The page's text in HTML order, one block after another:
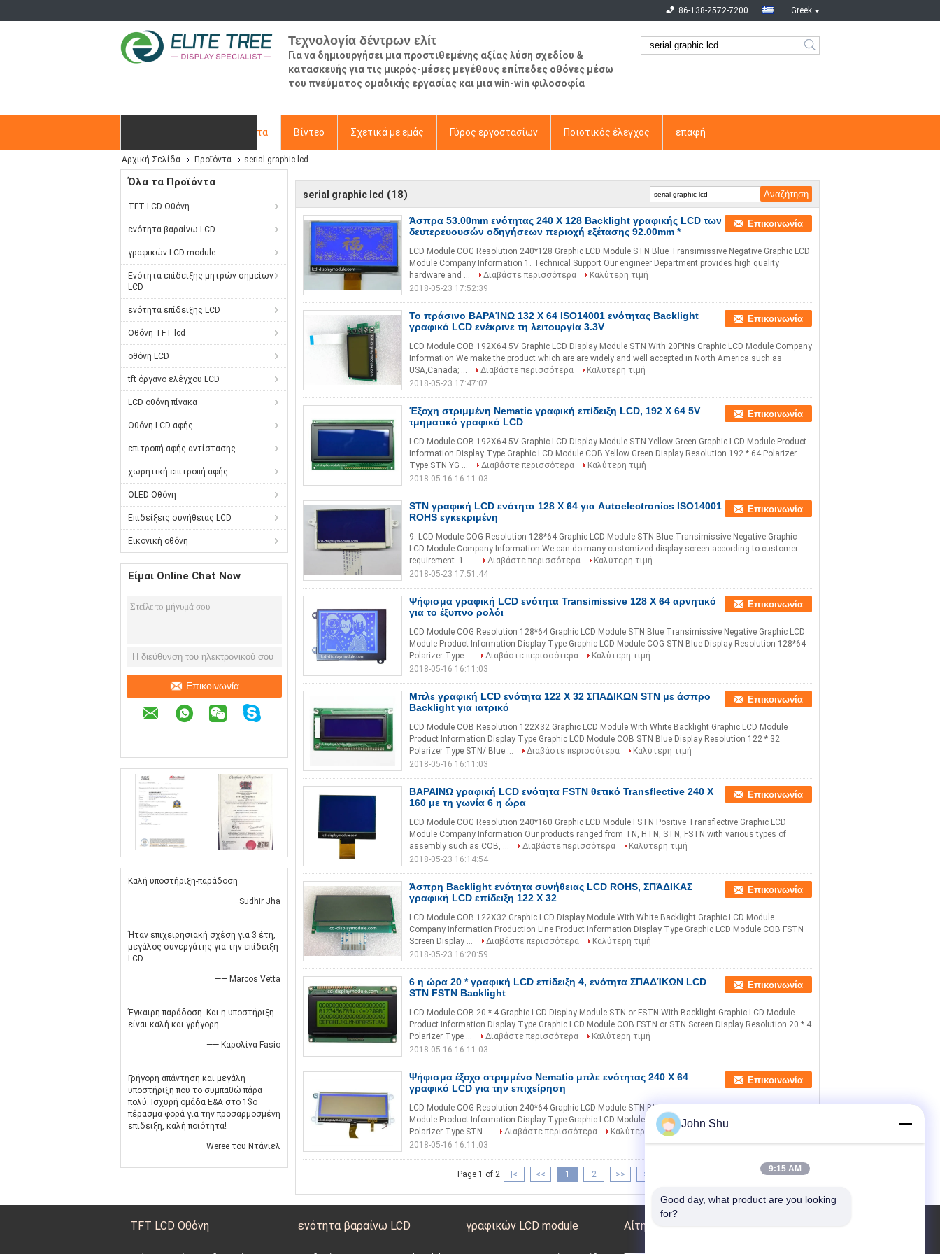
Greek
86-138-2572-7200
Τεχνολογία δέντρων ελίτ
Για να δημιουργήσει μια προστιθεμένης αξίας λύση σχεδίου &
κατασκευής για τις μικρός-μέσες μεγέθους επίπεδες οθόνες μέσω
του πνεύματος ομαδικής εργασίας και μια win-win φιλοσοφία
Προϊόντα Βίντεο Σχετικά με εμάς Γύρος εργοστασίων Ποιοτικός έλεγχος επαφή
Ζητήστε ένα απόσπασμα
Αρχική Σελίδα Προϊόντα serial graphic lcd
Όλα τα Προϊόντα
TFT LCD Οθόνη
ενότητα βαραίνω LCD
γραφικών LCD module
Ενότητα επίδειξης μητρών σημείων
LCD
ενότητα επίδειξης LCD
Οθόνη TFT lcd
οθόνη LCD
tft όργανο ελέγχου LCD
LCD οθόνη πίνακα
Οθόνη LCD αφής
επιτροπή αφής αντίστασης
χωρητική επιτροπή αφής
OLED Οθόνη
Επιδείξεις συνήθειας LCD
Εικονική οθόνη
Είμαι Online Chat Now
Επικοινωνία
Καλή υποστήριξη-παράδοση
—— Sudhir Jha
Ήταν επιχειρησιακή σχέση για 3 έτη,
μεγάλος συνεργάτης για την επίδειξη
LCD.
—— Marcos Vetta
Έγκαιρη παράδοση. Και η υποστήριξη
είναι καλή και γρήγορη.
—— Καρολίνα Fasio
Γρήγορη απάντηση και μεγάλη
υποστήριξη που το συμπαθώ πάρα
πολύ. Ισχυρή ομάδα Ε&Α στο 1$ο
πέρασμα φορά για την προσαρμοσμένη
επίδειξη, καλή ποιότητα!
—— Weree του Ντάνιελ
serial graphic lcd (18)
Άσπρα 53.00mm ενότητας 240 X 128 Backlight γραφικής LCD των
δευτερευουσών οδηγήσεων περιοχή εξέτασης 92.00mm *
Επικοινωνία
LCD Module COG Resolution 240*128 Graphic LCD Module STN Blue Transimissive Negative Graphic LCD
Module Company Information 1. Technical Support Our engineer Department provides high quality
hardware and ...
Διαβάστε περισσότερα
Καλύτερη τιμή
2018-05-23 17:52:39
Το πράσινο ΒΑΡΑΊΝΩ 132 X 64 ISO14001 ενότητας Backlight
γραφικό LCD ενέκρινε τη λειτουργία 3.3V
Επικοινωνία
LCD Module COB 192X64 5V Graphic LCD Display Module STN With 20PINs Graphic LCD Module Company
Information ​We make the product which are are widely and well accepted in North America such as
USA,Canada; ...
Διαβάστε περισσότερα
Καλύτερη τιμή
2018-05-23 17:47:07
Έξοχη στριμμένη Nematic γραφική επίδειξη LCD, 192 X 64 5V
τμηματικό γραφικό LCD
Επικοινωνία
LCD Module COB 192X64 5V Graphic LCD Display Module STN Yellow Green Graphic LCD Module Product
Information Display Type Graphic LCD Module COB Yellow Green Display Resolution 192 * 64 Polarizer
Type STN YG ...
Διαβάστε περισσότερα
Καλύτερη τιμή
2018-05-16 16:11:03
STN γραφική LCD ενότητα 128 X 64 για Autoelectronics ISO14001
ROHS εγκεκριμένη
Επικοινωνία
9. LCD Module COG Resolution 128*64 Graphic LCD Module STN Blue Transimissive Negative Graphic
LCD Module ​Company Information We can do many customized display screen according to customer
requirement. 1. ...
Διαβάστε περισσότερα
Καλύτερη τιμή
2018-05-23 17:51:44
Ψήφισμα γραφική LCD ενότητα Transimissive 128 X 64 αρνητικό
για το έξυπνο ρολόι
Επικοινωνία
LCD Module COG Resolution 128*64 Graphic LCD Module STN Blue Transimissive Negative Graphic LCD
Module Product Information Display Type Graphic LCD Module COG STN Blue Display Resolution 128*64
Polarizer Type ...
Διαβάστε περισσότερα
Καλύτερη τιμή
2018-05-16 16:11:03
Μπλε γραφική LCD ενότητα 122 X 32 ΣΠΑΔΙΚΩΝ STN με άσπρο
Backlight για ιατρικό
Επικοινωνία
LCD Module COB Resolution 122X32 Graphic LCD Module With White Backlight Graphic LCD Module
Product Information Display Type Graphic LCD Module COB STN Blue Display Resolution 122 * 32
Polarizer Type STN/ Blue ...
Διαβάστε περισσότερα
Καλύτερη τιμή
2018-05-16 16:11:03
ΒΑΡΑΙΝΩ γραφική LCD ενότητα FSTN θετικό Transflective 240 X
160 με τη γωνία 6 η ώρα
Επικοινωνία
LCD Module COG Resolution 240*160 Graphic LCD Module FSTN Positive Transflective Graphic LCD
Module Company Information Our products ranged from TN, HTN, STN, FSTN with various types of
assembly such as COB, ...
Διαβάστε περισσότερα
Καλύτερη τιμή
2018-05-23 16:14:54
Άσπρη Backlight ενότητα συνήθειας LCD ROHS, ΣΠΆΔΙΚΑΣ
γραφική LCD επίδειξη 122 X 32
Επικοινωνία
LCD Module COB 122X32 Graphic LCD Display Module With White Backlight Graphic LCD Module
Company Information ​Production Line Product Information Display Type Graphic LCD Module COB FSTN
Screen Display ...
Διαβάστε περισσότερα
Καλύτερη τιμή
2018-05-23 16:20:59
6 η ώρα 20 * γραφική LCD επίδειξη 4, ενότητα ΣΠΑΔΊΚΩΝ LCD
STN FSTN Backlight
Επικοινωνία
LCD Module COB 20 * 4 Graphic LCD Display Module STN or FSTN With Backlight Graphic LCD Module
Product Information Display Type Graphic LCD Module COB FSTN or STN Screen Display Resolution 20 * 4
Polarizer Type ...
Διαβάστε περισσότερα
Καλύτερη τιμή
2018-05-16 16:11:03
Ψήφισμα έξοχο στριμμένο Nematic μπλε ενότητας 240 X 64
γραφικό LCD για την επιχείρηση
Επικοινωνία
LCD Module COG Resolution 240*64 Graphic LCD Module STN Blue Transmissive Negative Graphic LCD
Module Product Information Display Type Graphic LCD Module COG STN Display Resolution 240 * 64
Polarizer Type STN ...
Διαβάστε περισσότερα
Καλύτερη τιμή
2018-05-16 16:11:03
Page 1 of 2 |< << 1 2 >> >|
TFT LCD Οθόνη ενότητα βαραίνω LCD γραφικών LCD module Αίτηση κράτησης
John Shu
9:15 AM
Good day, what product are you looking
for?